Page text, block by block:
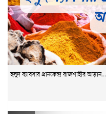
হলুদ ব্যাবসার প্রানকেন্দ্র রাজশাহীর আড়ান...